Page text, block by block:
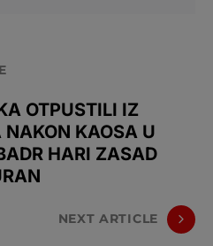
OTPUSTILI IZ
NAKON KAOSA U
HARI ZASAD
NEXT ARTICLE